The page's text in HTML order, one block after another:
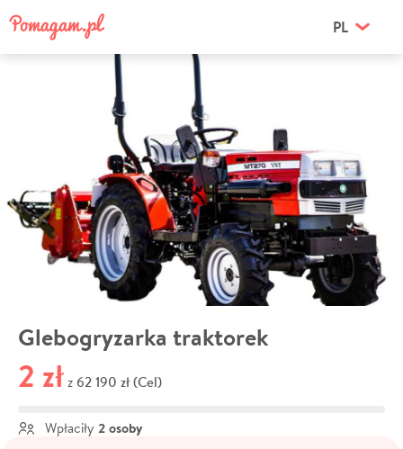
PL
Glebogryzarka traktorek
2 zł z 62 190 zł (Cel)
Wpłaciły 2 osoby